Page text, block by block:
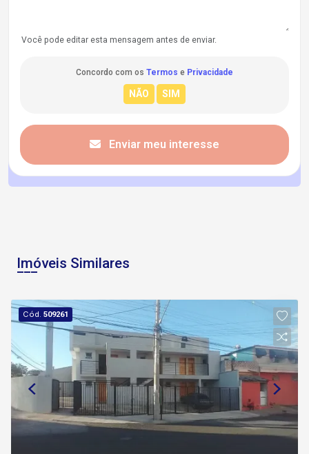
Você pode editar esta mensagem antes de enviar.
Concordo com os Termos e Privacidade
Enviar meu interesse
Imóveis Similares
Cód.509261